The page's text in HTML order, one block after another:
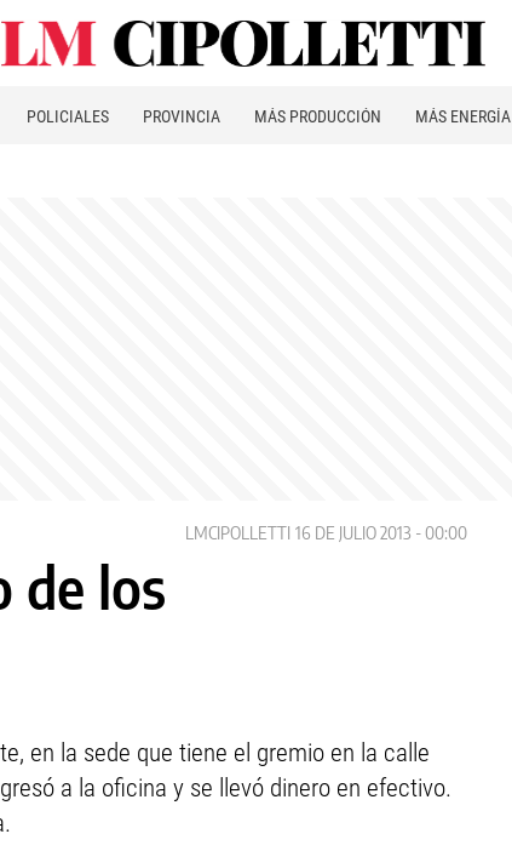
POLICIALES PROVINCIA MÁS PRODUCCIÓN MÁS ENERGÍA
LMCIPOLLETTI 16 DE JULIO 2013 - 00:00
de los
en la sede que tiene el gremio en la calle
a la oficina y se llevó dinero en efectivo.